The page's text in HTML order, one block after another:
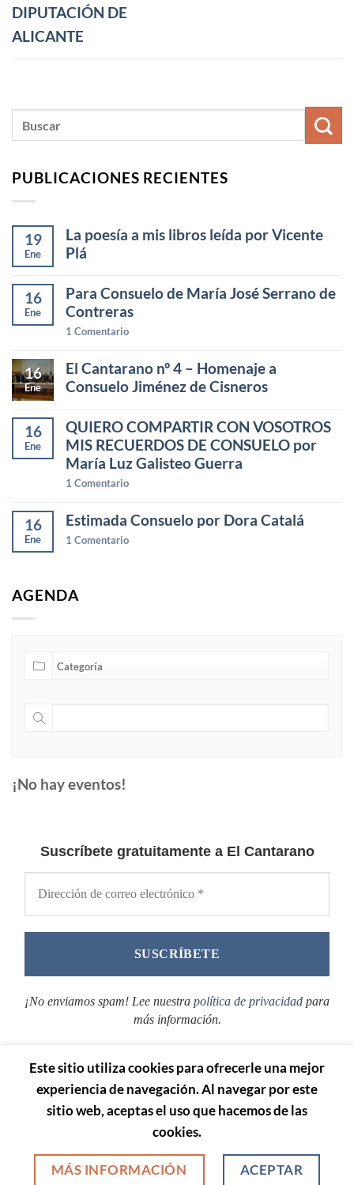
DIPUTACIÓN DE
ALICANTE
PUBLICACIONES RECIENTES
19
Ene
La poesía a mis libros leída por Vicente
Plá
16
Ene
Para Consuelo de María José Serrano de
Contreras
1 Comentario
16
Ene
El Cantarano nº 4 – Homenaje a
Consuelo Jiménez de Cisneros
16
Ene
QUIERO COMPARTIR CON VOSOTROS
MIS RECUERDOS DE CONSUELO por
María Luz Galisteo Guerra
1 Comentario
16
Ene
Estimada Consuelo por Dora Catalá
1 Comentario
AGENDA
¡No hay eventos!
Suscríbete gratuitamente a El Cantarano
¡No enviamos spam! Lee nuestra política de privacidad para
más información.
POLÍTICA DE PRIVACIDAD
POLÍTICA DE COOKIES
Adaptado por www.stereografica.com 2026 ©
Este sitio utiliza cookies para ofrecerle una mejor
experiencia de navegación. Al navegar por este
sitio web, aceptas el uso que hacemos de las
cookies.
MÁS INFORMACIÓN ACEPTAR